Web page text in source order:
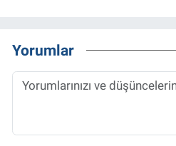
Yorumlar